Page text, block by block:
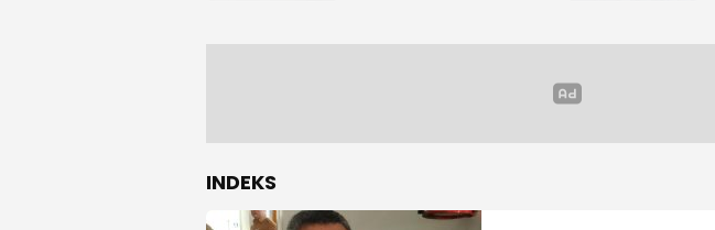
INDEKS